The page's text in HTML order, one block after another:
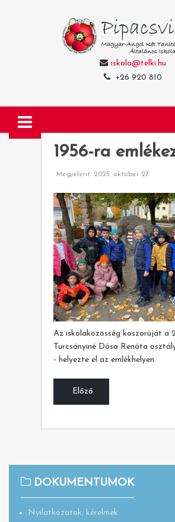
iskola@telki.hu
+26 920 810
1956-ra
Megjelent: 2025. október 27.
Az iskolaközösség koszorúját a
Turcsányiné Dósa Renáta
- helyezte el az emlékhelyen.
Előző
DOKUMENTUMOK
Nyilatkozatok, kérelmek